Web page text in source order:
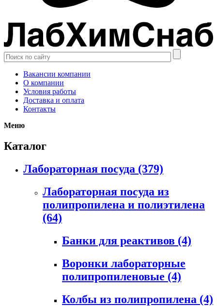
Вакансии компании
О компании
Условия работы
Доставка и оплата
Контакты
Меню
Каталог
Лабораторная посуда (379)
Лабораторная посуда из
полипропилена и полиэтилена
(64)
Банки для реактивов (4)
Воронки лабораторные
полипропиленовые (4)
Колбы из полипропилена (4)